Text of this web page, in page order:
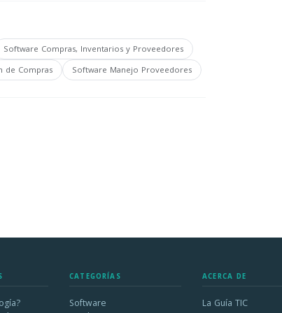
Software Compras, Inventarios y Proveedores
de Compras Software Manejo Proveedores
CATEGORÍAS
Software
ACERCA DE
La Guía TIC